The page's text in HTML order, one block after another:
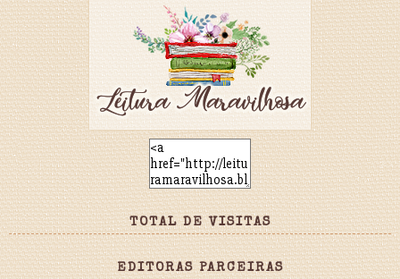
TOTAL DE VISITAS
EDITORAS PARCEIRAS